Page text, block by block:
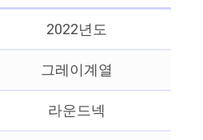
2022년도
그레이계열
라운드넥